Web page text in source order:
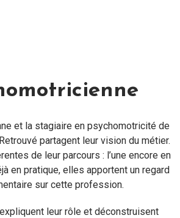
et la stagiaire en psychomotricité de
partagent leur vision du métier.
de leur parcours : l’une encore en
en pratique, elles apportent un regard
sur cette profession.
leur rôle et déconstruisent